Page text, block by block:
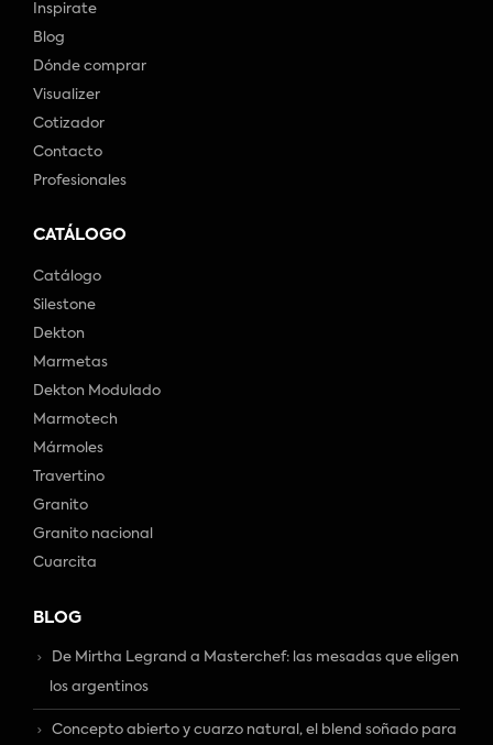
Inspirate
Blog
Dónde comprar
Visualizer
Cotizador
Contacto
Profesionales
CATÁLOGO
Catálogo
Silestone
Dekton
Marmetas
Dekton Modulado
Marmotech
Mármoles
Travertino
Granito
Granito nacional
Cuarcita
BLOG
De Mirtha Legrand a Masterchef: las mesadas que eligen
los argentinos
Concepto abierto y cuarzo natural, el blend soñado para